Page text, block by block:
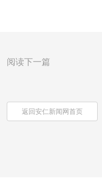
阅读下一篇
返回安仁新闻网首页